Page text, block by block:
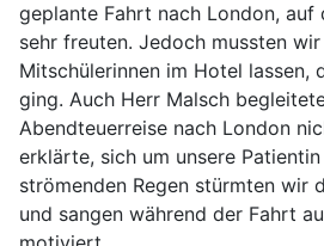
geplante Fahrt nach London, auf
sehr freuten. Jedoch mussten
Mitschülerinnen im Hotel lassen,
ging. Auch Herr Malsch
Abendteuerreise nach London
erklärte, sich um unsere
strömenden Regen stürmten wir
und sangen während der Fahrt